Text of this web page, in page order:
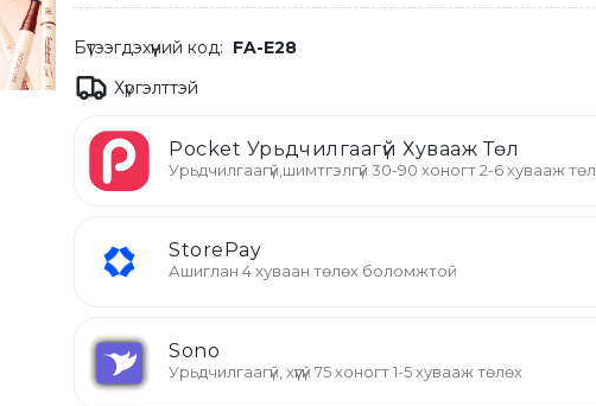
Бүтээгдэхүүний код: FA-E28
Хүргэлттэй
Pocket Урьдчилгаагүй Хувааж Төл
Урьдчилгаагүй,шимтгэлгүй 30-90 хоногт 2-6 хувааж төл.
StorePay
Ашиглан 4 хуваан төлөх боломжтой
Sono
Урьдчилгаагүй, хүүгүй 75 хоногт 1-5 хувааж төлөх